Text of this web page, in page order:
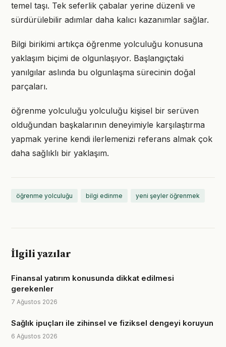
temel taşı. Tek seferlik çabalar yerine düzenli ve
sürdürülebilir adımlar daha kalıcı kazanımlar sağlar.
Bilgi birikimi artıkça öğrenme yolculuğu konusuna
yaklaşım biçimi de olgunlaşıyor. Başlangıçtaki
yanılgılar aslında bu olgunlaşma sürecinin doğal
parçaları.
öğrenme yolculuğu yolculuğu kişisel bir serüven
olduğundan başkalarının deneyimiyle karşılaştırma
yapmak yerine kendi ilerlemenizi referans almak çok
daha sağlıklı bir yaklaşım.
öğrenme yolculuğu bilgi edinme yeni şeyler öğrenmek
İlgili yazılar
Finansal yatırım konusunda dikkat edilmesi
gerekenler
7 Ağustos 2026
Sağlık ipuçları ile zihinsel ve fiziksel dengeyi koruyun
6 Ağustos 2026